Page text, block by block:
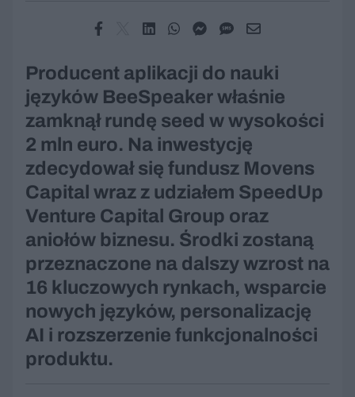
Producent aplikacji do nauki
języków BeeSpeaker właśnie
zamknął rundę seed w wysokości
2 mln euro. Na inwestycję
zdecydował się fundusz Movens
Capital wraz z udziałem SpeedUp
Venture Capital Group oraz
aniołów biznesu. Środki zostaną
przeznaczone na dalszy wzrost na
16 kluczowych rynkach, wsparcie
nowych języków, personalizację
AI i rozszerzenie funkcjonalności
produktu.